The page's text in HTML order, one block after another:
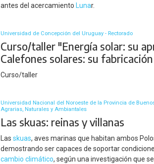
antes del acercamiento
Lunar.
Universidad de Concepción del Uruguay - Rectorado
Curso/taller "Energía solar: su
Calefones solares: su
Curso/taller
Universidad Nacional del Noroeste de la Provincia de
Agrarias, Naturales y Ambiantales
Las skuas: reinas y villanas
Lasskuas, aves marinas que habitan ambos
demostrando ser capaces de soportar
cambio climático, según una investigación que